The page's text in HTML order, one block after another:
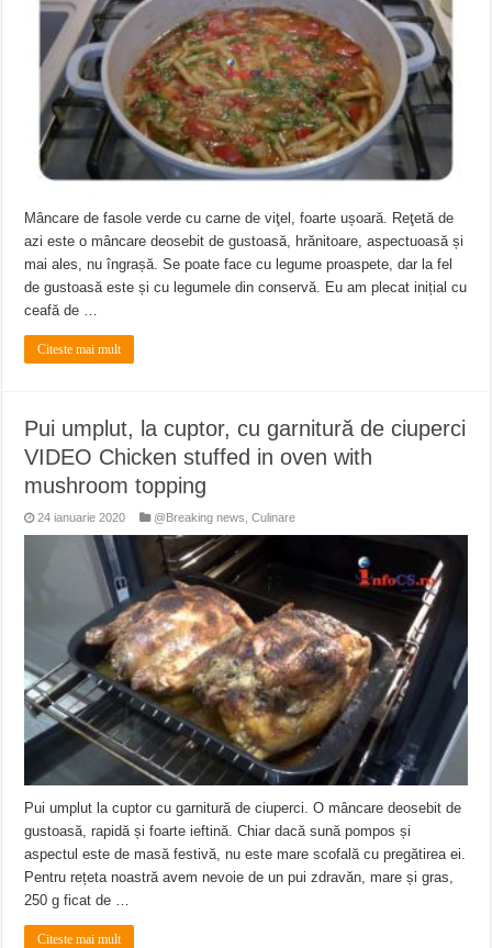
Miresme de lavandă, mentă și flori de vară și râsete de copii la Carașova VIDEO
ANUNȚ OPRIRE APĂ în Reșița – avarie – 04.08.2026 – str. Văliugului și
Mâncare de fasole verde cu carne de viţel, foarte ușoară. Reţetă de
azi este o mâncare deosebit de gustoasă, hrănitoare, aspectuoasă și
mai ales, nu îngrașă. Se poate face cu legume proaspete, dar la fel
de gustoasă este și cu legumele din conservă. Eu am plecat inițial cu
ceafă de …
Citeste mai mult
Pui umplut, la cuptor, cu garnitură de ciuperci
VIDEO Chicken stuffed in oven with
mushroom topping
24 ianuarie 2020 @Breaking news ,Culinare
Pui umplut la cuptor cu garnitură de ciuperci. O mâncare deosebit de
gustoasă, rapidă și foarte ieftină. Chiar dacă sună pompos și
aspectul este de masă festivă, nu este mare scofală cu pregătirea ei.
Pentru rețeta noastră avem nevoie de un pui zdravăn, mare și gras,
250 g ficat de …
Citeste mai mult